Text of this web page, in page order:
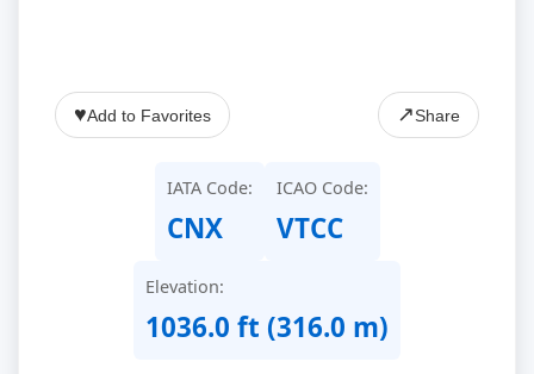
♥Add to Favorites ↗Share
IATA Code:
CNX
ICAO Code:
VTCC
Elevation:
1036.0 ft (316.0 m)